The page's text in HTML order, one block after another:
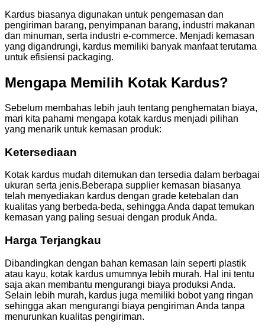
Kardus biasanya digunakan untuk pengemasan dan
pengiriman barang, penyimpanan barang, industri makanan
dan minuman, serta industri e-commerce. Menjadi kemasan
yang digandrungi, kardus memiliki banyak manfaat terutama
untuk efisiensi packaging.
Mengapa Memilih Kotak Kardus?
Sebelum membahas lebih jauh tentang penghematan biaya,
mari kita pahami mengapa kotak kardus menjadi pilihan
yang menarik untuk kemasan produk:
Ketersediaan
Kotak kardus mudah ditemukan dan tersedia dalam berbagai
ukuran serta jenis.Beberapa supplier kemasan biasanya
telah menyediakan kardus dengan grade ketebalan dan
kualitas yang berbeda-beda, sehingga Anda dapat temukan
kemasan yang paling sesuai dengan produk Anda.
Harga Terjangkau
Dibandingkan dengan bahan kemasan lain seperti plastik
atau kayu, kotak kardus umumnya lebih murah. Hal ini tentu
saja akan membantu mengurangi biaya produksi Anda.
Selain lebih murah, kardus juga memiliki bobot yang ringan
sehingga akan mengurangi biaya pengiriman Anda tanpa
menurunkan kualitas pengiriman.